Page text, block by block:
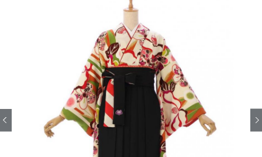
法人・グループの
お客様はこちら
着物の種類から探す
七五三レンタル
振袖レンタル